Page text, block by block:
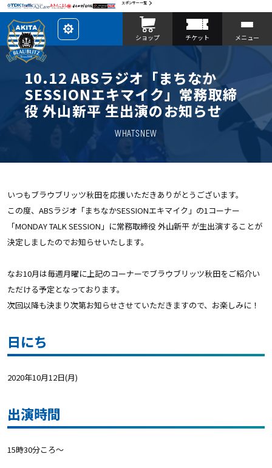
スポンサー一覧
レ
イ
ア
を
カ
ス
タ
マ
イ
ズ
ショップ チケット メニュー
10.12 ABSラジオ「まちなか
SESSIONエキマイク」常務取締
役 外山新平 生出演のお知らせ
WHATSNEW
いつもブラウブリッツ秋田を応援いただきありがとうございます。
この度、ABSラジオ「まちなかSESSIONエキマイク」の1コーナー
「MONDAY TALK SESSION」に常務取締役 外山新平 が生出演することが
決定しましたのでお知らせいたします。
なお10月は毎週月曜に上記のコーナーでブラウブリッツ秋田をご紹介い
ただける予定となっております。
次回以降も決まり次第お知らせさせていただきますので、お楽しみに！
日にち
2020年10月12日(月)
出演時間
15時30分ころ～